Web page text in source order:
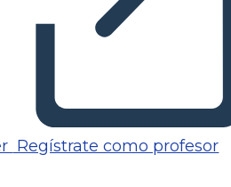
Regístrate como profesor